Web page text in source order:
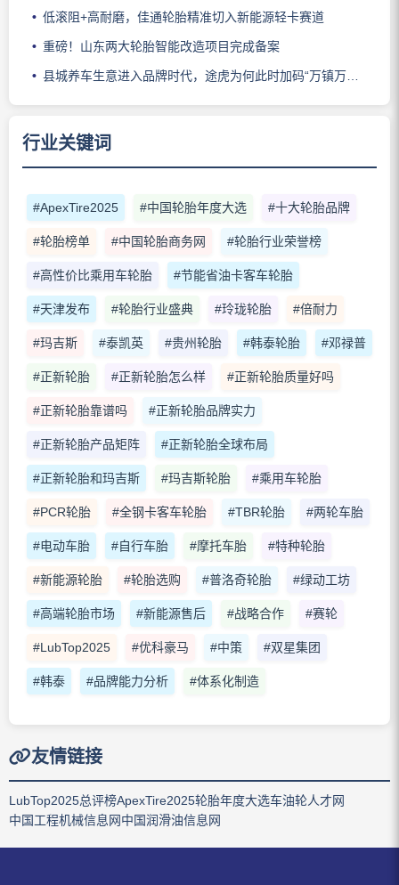
低滚阻+高耐磨，佳通轮胎精准切入新能源轻卡赛道
重磅！山东两大轮胎智能改造项目完成备案
县城养车生意进入品牌时代，途虎为何此时加码“万镇万店”？
行业关键词
#ApexTire2025 #中国轮胎年度大选 #十大轮胎品牌
#轮胎榜单 #中国轮胎商务网 #轮胎行业荣誉榜
#高性价比乘用车轮胎 #节能省油卡客车轮胎
#天津发布 #轮胎行业盛典 #玲珑轮胎 #倍耐力
#玛吉斯 #泰凯英 #贵州轮胎 #韩泰轮胎 #邓禄普
#正新轮胎 #正新轮胎怎么样 #正新轮胎质量好吗
#正新轮胎靠谱吗 #正新轮胎品牌实力
#正新轮胎产品矩阵 #正新轮胎全球布局
#正新轮胎和玛吉斯 #玛吉斯轮胎 #乘用车轮胎
#PCR轮胎 #全钢卡客车轮胎 #TBR轮胎 #两轮车胎
#电动车胎 #自行车胎 #摩托车胎 #特种轮胎
#新能源轮胎 #轮胎选购 #普洛奇轮胎 #绿动工坊
#高端轮胎市场 #新能源售后 #战略合作 #赛轮
#LubTop2025 #优科豪马 #中策 #双星集团
#韩泰 #品牌能力分析 #体系化制造
友情链接
LubTop2025总评榜ApexTire2025轮胎年度大选车油轮人才网
中国工程机械信息网中国润滑油信息网